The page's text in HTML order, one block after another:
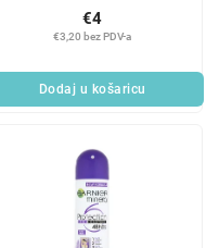
€3,20 bez PDV-a
€4
Dodaj u košaricu